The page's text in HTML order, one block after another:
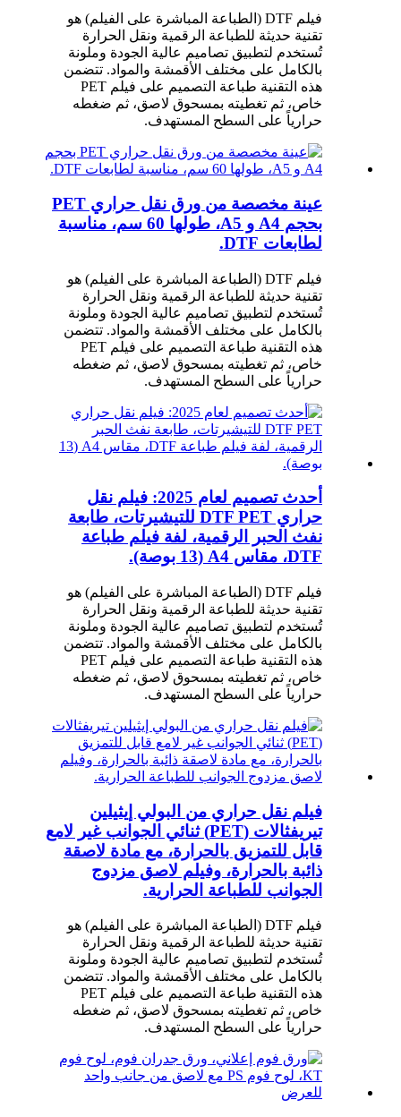
فيلم DTF (الطباعة المباشرة على الفيلم) هو
تقنية حديثة للطباعة الرقمية ونقل الحرارة
تُستخدم لتطبيق تصاميم عالية الجودة وملونة
بالكامل على مختلف الأقمشة والمواد. تتضمن
هذه التقنية طباعة التصميم على فيلم PET
خاص، ثم تغطيته بمسحوق لاصق، ثم ضغطه
حرارياً على السطح المستهدف.
عينة مخصصة من ورق نقل حراري PET
بحجم A4 و A5، طولها 60 سم، مناسبة
لطابعات DTF.
فيلم DTF (الطباعة المباشرة على الفيلم) هو
تقنية حديثة للطباعة الرقمية ونقل الحرارة
تُستخدم لتطبيق تصاميم عالية الجودة وملونة
بالكامل على مختلف الأقمشة والمواد. تتضمن
هذه التقنية طباعة التصميم على فيلم PET
خاص، ثم تغطيته بمسحوق لاصق، ثم ضغطه
حرارياً على السطح المستهدف.
أحدث تصميم لعام 2025: فيلم نقل
حراري DTF PET للتيشيرتات، طابعة
نفث الحبر الرقمية، لفة فيلم طباعة
DTF، مقاس A4 (13 بوصة).
فيلم DTF (الطباعة المباشرة على الفيلم) هو
تقنية حديثة للطباعة الرقمية ونقل الحرارة
تُستخدم لتطبيق تصاميم عالية الجودة وملونة
بالكامل على مختلف الأقمشة والمواد. تتضمن
هذه التقنية طباعة التصميم على فيلم PET
خاص، ثم تغطيته بمسحوق لاصق، ثم ضغطه
حرارياً على السطح المستهدف.
فيلم نقل حراري من البولي إيثيلين
تيريفثالات (PET) ثنائي الجوانب غير لامع
قابل للتمزيق بالحرارة، مع مادة لاصقة
ذائبة بالحرارة، وفيلم لاصق مزدوج
الجوانب للطباعة الحرارية.
فيلم DTF (الطباعة المباشرة على الفيلم) هو
تقنية حديثة للطباعة الرقمية ونقل الحرارة
تُستخدم لتطبيق تصاميم عالية الجودة وملونة
بالكامل على مختلف الأقمشة والمواد. تتضمن
هذه التقنية طباعة التصميم على فيلم PET
خاص، ثم تغطيته بمسحوق لاصق، ثم ضغطه
حرارياً على السطح المستهدف.